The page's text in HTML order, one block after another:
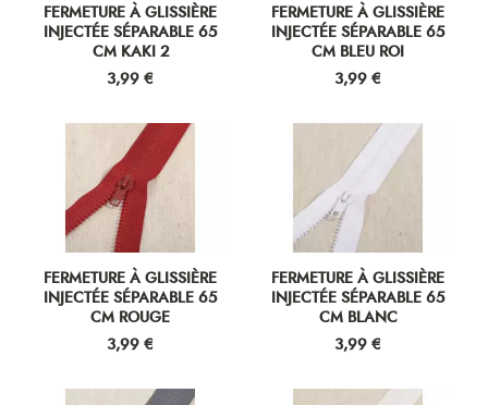
FERMETURE À GLISSIÈRE
INJECTÉE SÉPARABLE 65
CM KAKI 2
Prix
3,99 €
FERMETURE À GLISSIÈRE
INJECTÉE SÉPARABLE 65
CM BLEU ROI
Prix
3,99 €
FERMETURE À GLISSIÈRE
INJECTÉE SÉPARABLE 65
CM ROUGE
Prix
3,99 €
FERMETURE À GLISSIÈRE
INJECTÉE SÉPARABLE 65
CM BLANC
Prix
3,99 €